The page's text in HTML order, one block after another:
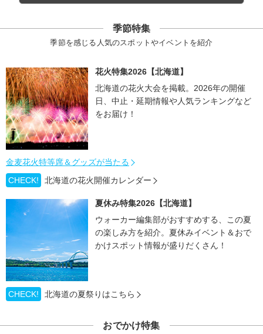
季節特集
季節を感じる人気のスポットやイベントを紹介
花火特集2026【北海道】
北海道の花火大会を掲載。2026年の開催
日、中止・延期情報や人気ランキングなど
をお届け！
金麦花火特等席＆グッズが当たる
CHECK!
北海道の花火開催カレンダー
夏休み特集2026【北海道】
ウォーカー編集部がおすすめする、この夏
の楽しみ方を紹介。夏休みイベント＆おで
かけスポット情報が盛りだくさん！
CHECK! 北海道の夏祭りはこちら
おでかけ特集